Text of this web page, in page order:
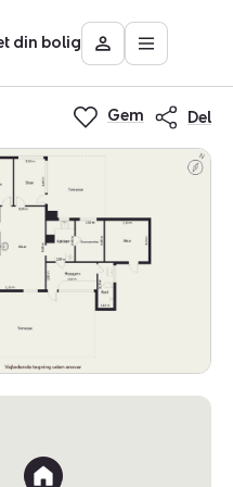
din bolig
Besøg
Mit
Nybolig
Åbn
Gem Del